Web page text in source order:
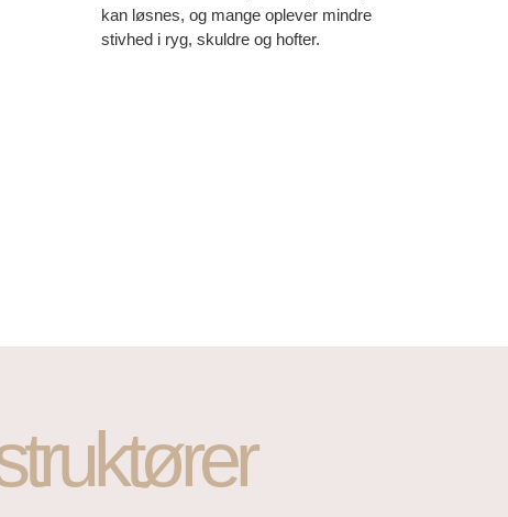
kan løsnes, og mange oplever mindre
stivhed i ryg, skuldre og hofter.